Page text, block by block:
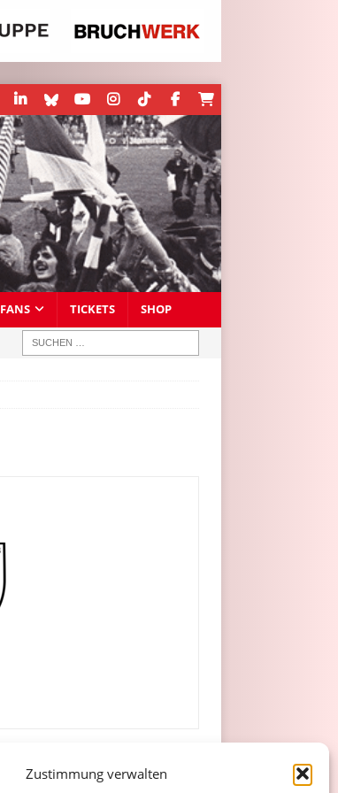
Zustimmung verwalten
FANS TICKETS SHOP